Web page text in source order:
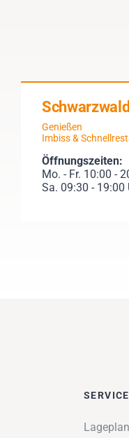
Genießen
Imbiss &
Öffnungszeiten:
Mo. - Fr. 10:00 -
Sa. 09:30 - 19:00
SERVICE
Lageplan